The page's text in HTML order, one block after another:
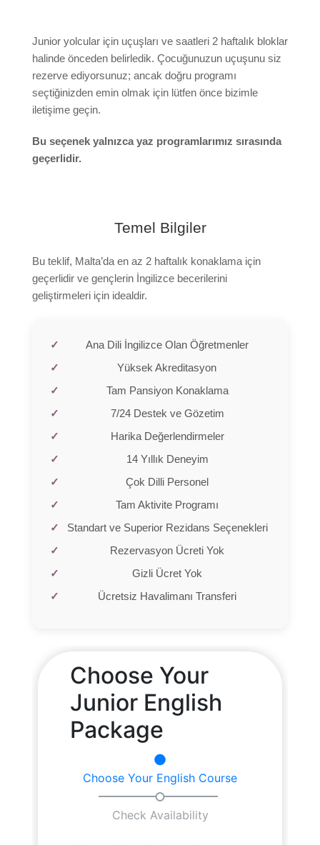
Junior yolcular için uçuşları ve saatleri 2 haftalık bloklar
halinde önceden belirledik. Çocuğunuzun uçuşunu siz
rezerve ediyorsunuz; ancak doğru programı
seçtiğinizden emin olmak için lütfen önce bizimle
iletişime geçin.
Bu seçenek yalnızca yaz programlarımız sırasında
geçerlidir.
Temel Bilgiler
Bu teklif, Malta’da en az 2 haftalık konaklama için
geçerlidir ve gençlerin İngilizce becerilerini
geliştirmeleri için idealdir.
Ana Dili İngilizce Olan Öğretmenler
Yüksek Akreditasyon
Tam Pansiyon Konaklama
7/24 Destek ve Gözetim
Harika Değerlendirmeler
14 Yıllık Deneyim
Çok Dilli Personel
Tam Aktivite Programı
Standart ve Superior Rezidans Seçenekleri
Rezervasyon Ücreti Yok
Gizli Ücret Yok
Ücretsiz Havalimanı Transferi